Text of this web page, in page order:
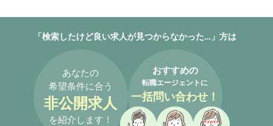
「検索したけど良い求人が見つからなかった…」方は
あなたの
希望条件に合う
非公開求人
を紹介します！
おすすめの
転職エージェントに
一括問い合わせ！